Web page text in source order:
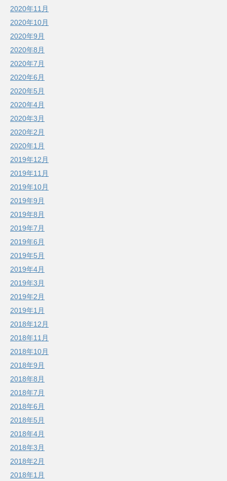
2020年11月
2020年10月
2020年9月
2020年8月
2020年7月
2020年6月
2020年5月
2020年4月
2020年3月
2020年2月
2020年1月
2019年12月
2019年11月
2019年10月
2019年9月
2019年8月
2019年7月
2019年6月
2019年5月
2019年4月
2019年3月
2019年2月
2019年1月
2018年12月
2018年11月
2018年10月
2018年9月
2018年8月
2018年7月
2018年6月
2018年5月
2018年4月
2018年3月
2018年2月
2018年1月